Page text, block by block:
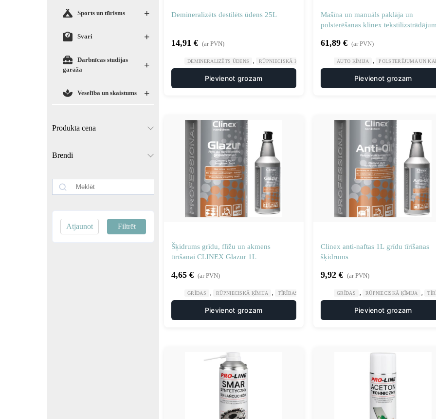
+
Sports un tūrisms
+
Svari
+
Darbnīcas studijas
garāža
+
Veselība un skaistums
Produkta cena
Brendi
Filtrēt
Atjaunot
Demineralizēts destilēts ūdens 25L
14,91 € (ar PVN)
DEMINERALIZĒTS ŪDENS RŪPNIECISKĀ ĶĪMIJA
Pievienot grozam
Mašīna un manuāls paklāja un
polsterēšanas klinex
61,89 € (ar PVN)
AUTO ĶĪMIJA POLSTERĒJUMA UN
Pievienot grozam
Šķidrums grīdu, flīžu un akmens
tīrīšanai CLINEX Glazur 1L
4,65 € (ar PVN)
GRĪDAS RŪPNIECISKĀ ĶĪMIJA TĪRĪBAS UZTURĒŠANA
Pievienot grozam
Clinex anti-naftas 1L grīdu tīrīšanas
šķidrums
9,92 € (ar PVN)
GRĪDAS RŪPNIECISKĀ ĶĪMIJA
Pievienot grozam